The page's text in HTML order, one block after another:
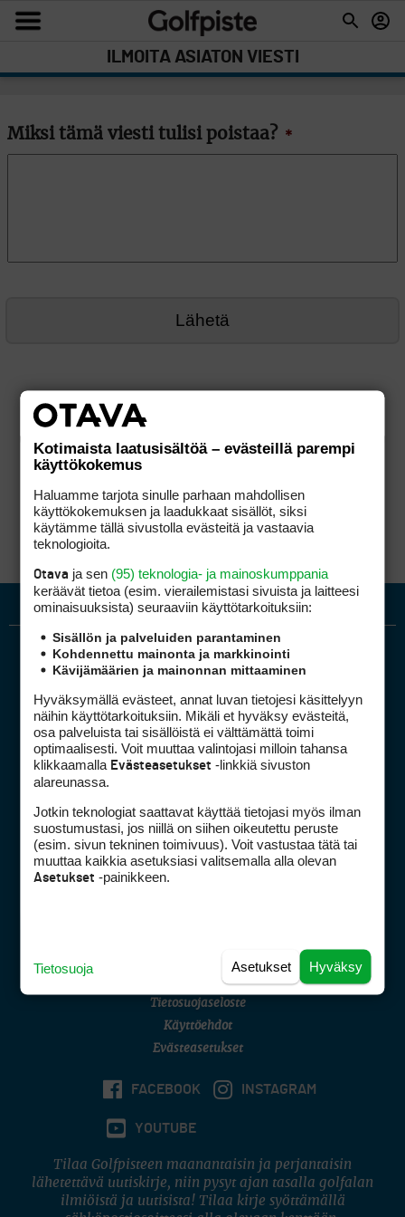
ILMOITA ASIATON VIESTI
Miksi tämä viesti tulisi poistaa? *
Golfpiste mediakortti
Golfpisteen yhteystiedot
DSA avoimuusraportti
Asiakaspalvelu
(digi) digi@otavamedia.fi
Tietosuojaseloste
Käyttöehdot
Evästeasetukset
FACEBOOK INSTAGRAM
YOUTUBE
Tilaa Golfpisteen maanantaisin ja perjantaisin
lähetettävä uutiskirje, niin pysyt ajan tasalla golfalan
ilmiöistä ja uutisista! Tilaa kirje syöttämällä
Kotimaista laatusisältöä – evästeillä parempi
käyttökokemus
Haluamme tarjota sinulle parhaan mahdollisen
käyttökokemuksen ja laadukkaat sisällöt, siksi
käytämme tällä sivustolla evästeitä ja vastaavia
teknologioita.
Otava ja sen (95) teknologia- ja mainoskumppania
keräävät tietoa (esim. vierailemis­tasi sivuista ja laitteesi
ominaisuuk­sista) seuraaviin käyttötarkoituksiin:
Sisällön ja palveluiden parantaminen
Kohdennettu mainonta ja markkinointi
Kävijämäärien ja mainonnan mittaaminen
Hyväksymällä evästeet, annat luvan tietojesi käsittelyyn
näihin käyttötarkoituksiin. Mikäli et hyväksy evästeitä,
osa palveluista tai sisällöistä ei välttämättä toimi
optimaalisesti. Voit muuttaa valintojasi milloin tahansa
klikkaamalla Evästeasetukset -linkkiä sivuston
alareunassa.
Jotkin teknologiat saattavat käyttää tietojasi myös ilman
suostumustasi, jos niillä on siihen oikeutettu peruste
(esim. sivun tekninen toimivuus). Voit vastustaa tätä tai
muuttaa kaikkia asetuksiasi valitsemalla alla olevan
Asetukset -painikkeen.
Hyväksy
Asetukset
Tietosuoja